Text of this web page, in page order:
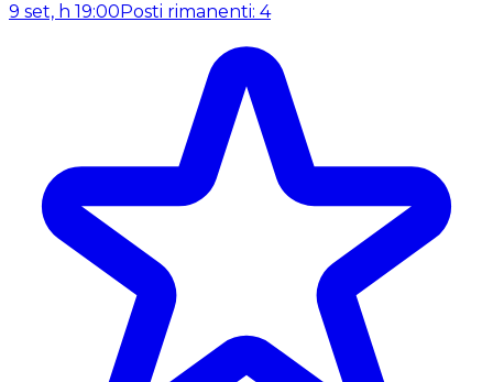
9 set, h 19:00 Posti rimanenti: 4